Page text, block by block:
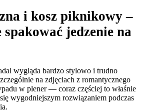
i kosz piknikowy –
jedzenie na
wygląda bardzo stylowo i trudno
na zdjęciach z romantycznego
w plener — coraz częściej to właśnie
wygodniejszym rozwiązaniem podczas